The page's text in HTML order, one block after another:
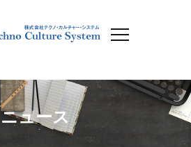
ニュース